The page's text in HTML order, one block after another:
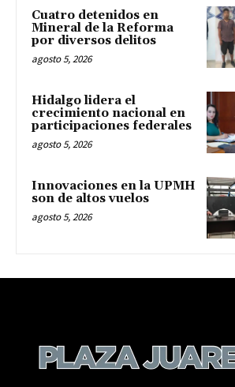
Cuatro detenidos en
Mineral de la Reforma
por diversos delitos
agosto 5, 2026
Hidalgo lidera el
crecimiento nacional en
participaciones federales
agosto 5, 2026
Innovaciones en la UPMH
son de altos vuelos
agosto 5, 2026